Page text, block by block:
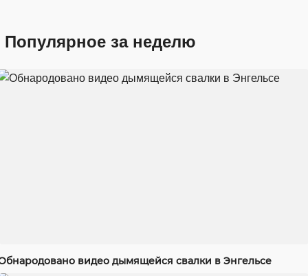
Популярное за неделю
видео дымящейся свалки в Энгельсе